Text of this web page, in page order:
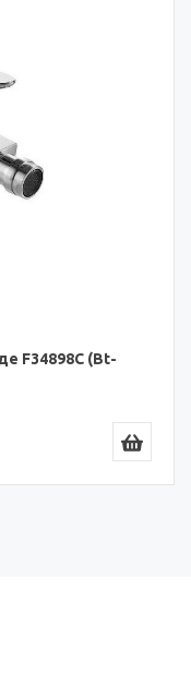
F34898C (Bt-